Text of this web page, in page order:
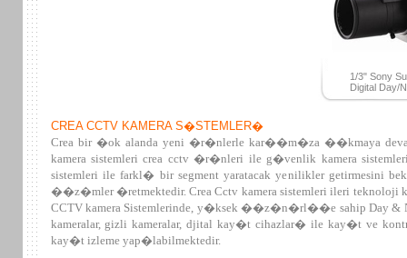
CREA CCTV KAMERA S�STEMLER�
Crea bir �ok alanda yeni �r�nlerle kar��m�za ��kmaya
kamera sistemleri crea cctv �r�nleri ile g�venlik kamera
sistemleri ile farkl� bir segment yaratacak yenilikler getirmesini
��z�mler �retmektedir. Crea Cctv kamera sistemleri ileri
CCTV kamera Sistemlerinde, y�ksek ��z�n�rl��e sahip Day &
kameralar, gizli kameralar, djital kay�t cihazlar� ile kay�t ve
kay�t izleme yap�labilmektedir.
1/3" Sony
Digital Day/